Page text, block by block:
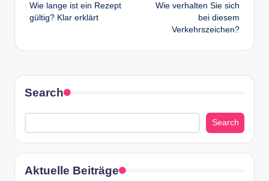
navigation
Wie lange ist ein Rezept
gültig? Klar erklärt
Wie verhalten Sie sich
bei diesem
Verkehrszeichen?
Search
Search
Aktuelle Beiträge